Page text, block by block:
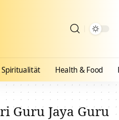
Spiritualität Health & Food
Guru Jaya Guru